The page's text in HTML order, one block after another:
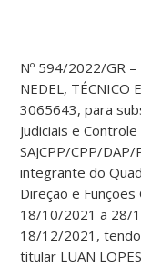
Nº 594/2022/GR –
NEDEL, TÉCNICO
3065643, para
Judiciais e
SAJCPP/CPP/
integrante do
Direção e
18/10/2021 a 28/
18/12/2021,
titular LUAN